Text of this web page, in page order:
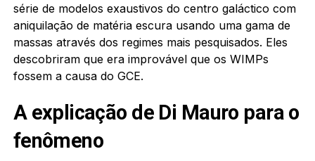
série de modelos exaustivos do centro galáctico com
aniquilação de matéria escura usando uma gama de
massas através dos regimes mais pesquisados. Eles
descobriram que era improvável que os WIMPs
fossem a causa do GCE.
A explicação de Di Mauro para o
fenômeno